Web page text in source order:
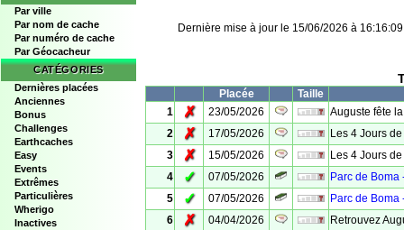
Par ville
Par nom de cache
Par numéro de cache
Par Géocacheur
CATÉGORIES
Dernières placées
Anciennes
Bonus
Challenges
Earthcaches
Easy
Events
Extrêmes
Particulières
Wherigo
Inactives
Dernière mise à jour le 15/06/2026 à 16:16:09
Placée
Taille
1
✗ 23/05/2026
Auguste fête
2
✗ 17/05/2026
Les 4 Jours
3
✗ 15/05/2026
Les 4 Jours
4
✓ 07/05/2026
Parc de Boma
5
✓ 07/05/2026
Parc de Boma
6
✗ 04/04/2026
Retrouvez